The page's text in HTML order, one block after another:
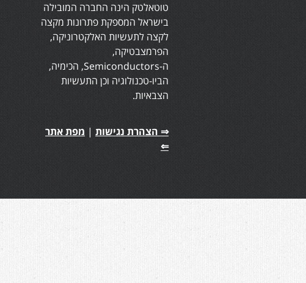
טוטאלטק הינה החברה המובילה
בישראל המספקת פתרונות מקצה
לקצה לתעשיות האלקטרוניקה,
הפרמצבטיקה,
ה-Semiconductors, הכימיה,
הביו-טכנולוגיה וכן התעשיות
הצבאיות.
⇒ הצהרת נגישות | מפת אתר
⇐